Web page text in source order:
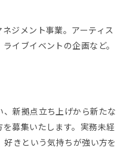
ジメント事業。アーティス
イブイベントの企画など。
新拠点立ち上げから新たな
募集いたします。実務未経
きという気持ちが強い方を